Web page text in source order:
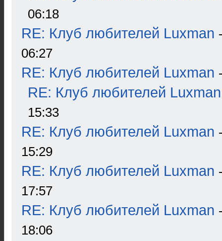
06:18
RE: Клуб любителей Luxman
06:27
RE: Клуб любителей Luxman
RE: Клуб любителей Luxman
15:33
RE: Клуб любителей Luxman
15:29
RE: Клуб любителей Luxman
17:57
RE: Клуб любителей Luxman
18:06